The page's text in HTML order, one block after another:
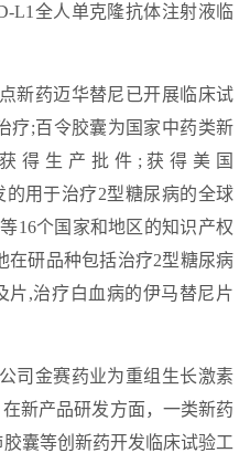
L1全人单克隆抗体注射液临
新药迈华替尼已开展临床试
疗;百令胶囊为国家中药类新
得生产批件;获得美国
的用于治疗2型糖尿病的全球
16个国家和地区的知识产权
在研品种包括治疗2型糖尿病
片,治疗白血病的伊马替尼片
司金赛药业为重组生长激素
新产品研发方面，一类新药
囊等创新药开发临床试验工